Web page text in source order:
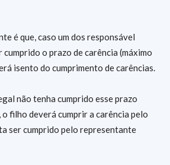
é que, caso um dos responsável
o prazo de carência (máximo
isento do cumprimento de carências.
não tenha cumprido esse prazo
o filho deverá cumprir a carência pelo
ser cumprido pelo representante